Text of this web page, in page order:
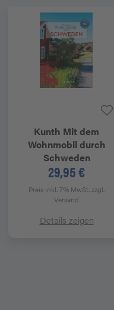
Kunth Mit dem
Wohnmobil durch
Schweden
29,95 €
Preis inkl. 7% MwSt.zzgl.
Versand
Details zeigen